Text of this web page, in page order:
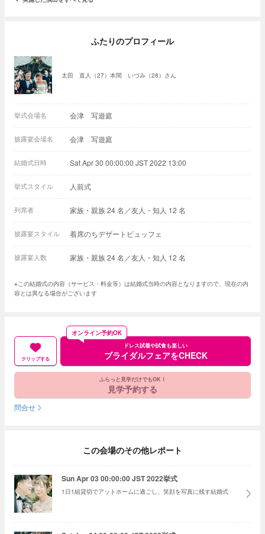
ふたりのプロフィール
太田 直人（27）本間 いづみ（28）さん
挙式会場名 会津 写遊庭
披露宴会場名 会津 写遊庭
結婚式日時 Sat Apr 30 00:00:00 JST 2022 13:00
挙式スタイル 人前式
列席者 家族・親族 24 名／友人・知人 12 名
披露宴スタイル 着席のちデザートビュッフェ
披露宴人数 家族・親族 24 名／友人・知人 12 名
※この結婚式の内容（サービス・料金等）は結婚式当時の内容となりますので、現在の内
容とは異なる場合がございます
クリップする
ドレス試着や試食も楽しい
ブライダルフェアをCHECK
オンライン予約OK
ふらっと見学だけでもOK！
見学予約する
問合せ
この会場のその他レポート
Sun Apr 03 00:00:00 JST 2022挙式
1日1組貸切でアットホームに過ごし、笑顔を写真に残す結婚式